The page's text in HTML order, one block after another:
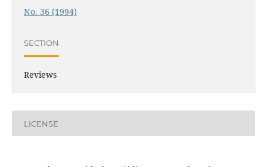
No. 36 (1994)
SECTION
Reviews
LICENSE